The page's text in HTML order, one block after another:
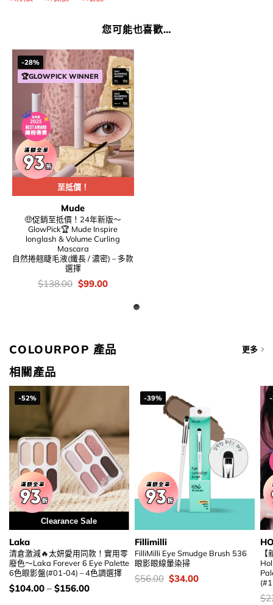
您可能也喜歡…
-28%
🏆GLOWPICK WINNER
至抵價！
Mude
🤑促銷至抵價！24年新版～
GlowPick🏆 Mude Inspire
longlash & Volume Curling
Mascara
自然捲翹睫毛液(纖長 / 濃密) – 多款
選擇
價
$138.00 Original
$99.00Current
$99.00.
COLOURPOP 產品 更多
相關產品
-52%
Clearance Sale
Laka
清倉激減🔥太妍愛用同款！實用零
廢色～Laka Forever 6 Eye Palette
6色眼影盤(#01-04) – 4色調選擇
價
$104.00– $156.00
-39%
Fillimilli
FilliMilli Eye Smudge Brush 536
眼影眼線暈染掃
價
$56.00 Original
$34.00Current
價
$